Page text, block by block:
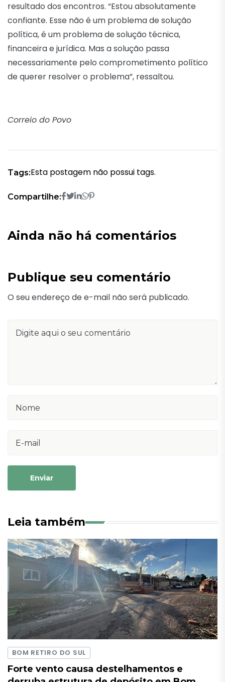
resultado dos encontros. “Estou absolutamente
confiante. Esse não é um problema de solução
política, é um problema de solução técnica,
financeira e jurídica. Mas a solução passa
necessariamente pelo comprometimento político
de querer resolver o problema”, ressaltou.
Correio do Povo
Tags:Esta postagem não possui tags.
Compartilhe:
Ainda não há comentários
Publique seu comentário
O seu endereço de e-mail não será publicado.
Enviar
Leia também
BOM RETIRO DO SUL
Forte vento causa destelhamentos e